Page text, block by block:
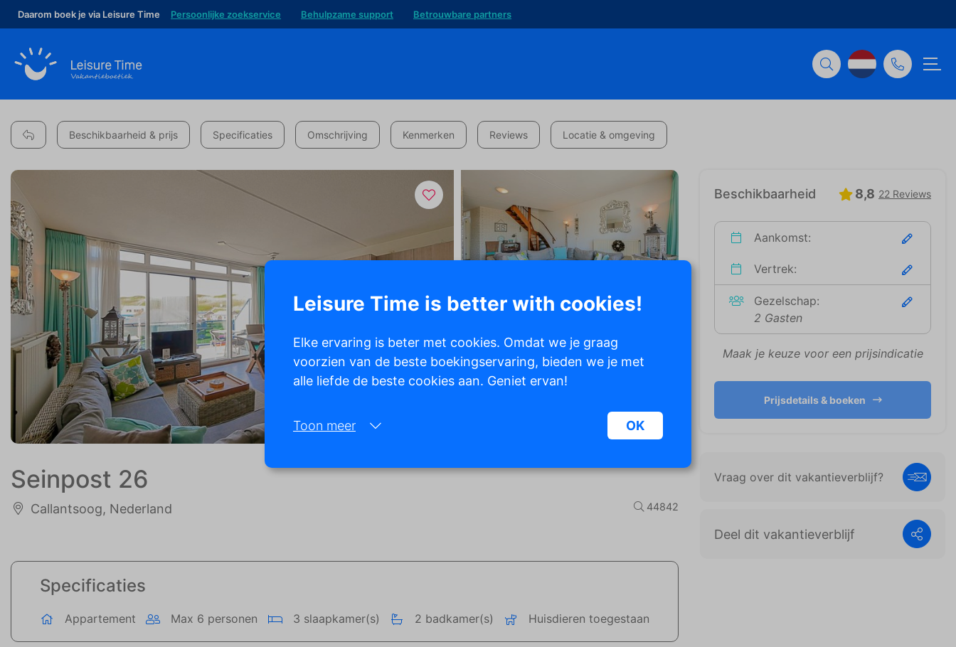
Daarom boek je via Leisure Time Persoonlijke zoekservice Behulpzame support Betrouwbare partners
Beschikbaarheid & prijs Specificaties Omschrijving Kenmerken Reviews Locatie & omgeving
Seinpost 26
Callantsoog, Nederland 44842
Specificaties
Appartement Max 6 personen 3 slaapkamer(s) 2 badkamer(s) Huisdieren toegestaan
Beschikbaarheid 8,8 22 Reviews
Aankomst:
Vertrek:
Gezelschap:
2 Gasten
Maak je keuze voor een prijsindicatie
Prijsdetails & boeken
Vraag over dit vakantieverblijf?
Deel dit vakantieverblijf
Leisure Time is better with cookies!
Elke ervaring is beter met cookies. Omdat we je graag
voorzien van de beste boekingservaring, bieden we je met
alle liefde de beste cookies aan. Geniet ervan!
Toon meer OK
Noodzakelijk:
basisfuncties als paginanavigatie en toegang tot beveiligde gedeelten van
Marketing:
zijn afgestemd op en relevant zijn voor de individuele gebruiker. Deze